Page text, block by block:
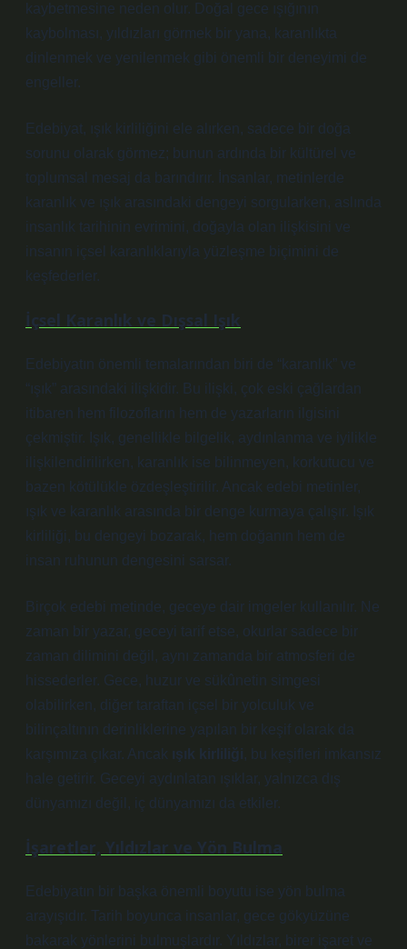
kaybetmesine neden olur. Doğal gece ışığının
kaybolması, yıldızları görmek bir yana, karanlıkta
dinlenmek ve yenilenmek gibi önemli bir deneyimi de
engeller.
Edebiyat, ışık kirliliğini ele alırken, sadece bir doğa
sorunu olarak görmez; bunun ardında bir kültürel ve
toplumsal mesaj da barındırır. İnsanlar, metinlerde
karanlık ve ışık arasındaki dengeyi sorgularken, aslında
insanlık tarihinin evrimini, doğayla olan ilişkisini ve
insanın içsel karanlıklarıyla yüzleşme biçimini de
keşfederler.
İçsel Karanlık ve Dışsal Işık
Edebiyatın önemli temalarından biri de “karanlık” ve
“ışık” arasındaki ilişkidir. Bu ilişki, çok eski çağlardan
itibaren hem filozofların hem de yazarların ilgisini
çekmiştir. Işık, genellikle bilgelik, aydınlanma ve iyilikle
ilişkilendirilirken, karanlık ise bilinmeyen, korkutucu ve
bazen kötülükle özdeşleştirilir. Ancak edebi metinler,
ışık ve karanlık arasında bir denge kurmaya çalışır. Işık
kirliliği, bu dengeyi bozarak, hem doğanın hem de
insan ruhunun dengesini sarsar.
Birçok edebi metinde, geceye dair imgeler kullanılır. Ne
zaman bir yazar, geceyi tarif etse, okurlar sadece bir
zaman dilimini değil, aynı zamanda bir atmosferi de
hissederler. Gece, huzur ve sükûnetin simgesi
olabilirken, diğer taraftan içsel bir yolculuk ve
bilinçaltının derinliklerine yapılan bir keşif olarak da
karşımıza çıkar. Ancak ışık kirliliği, bu keşifleri imkansız
hale getirir. Geceyi aydınlatan ışıklar, yalnızca dış
dünyamızı değil, iç dünyamızı da etkiler.
İşaretler, Yıldızlar ve Yön Bulma
Edebiyatın bir başka önemli boyutu ise yön bulma
arayışıdır. Tarih boyunca insanlar, gece gökyüzüne
bakarak yönlerini bulmuşlardır. Yıldızlar, birer işaret ve